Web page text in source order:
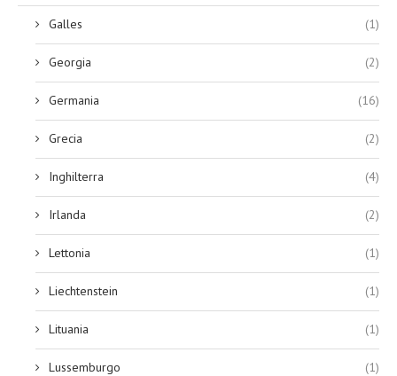
Galles (1)
Georgia (2)
Germania (16)
Grecia (2)
Inghilterra (4)
Irlanda (2)
Lettonia (1)
Liechtenstein (1)
Lituania (1)
Lussemburgo (1)